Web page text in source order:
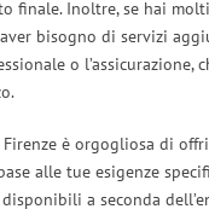
finale. Inoltre, se hai
bisogno di servizi
o l’assicurazione,
Firenze è orgogliosa di
alle tue esigenze
a seconda